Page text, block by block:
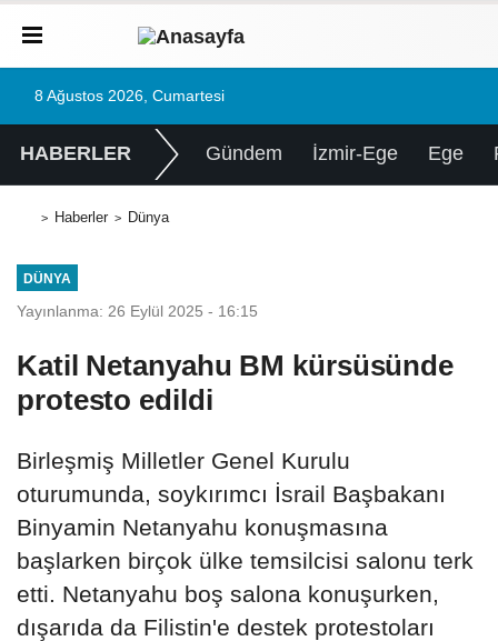
8 Ağustos 2026, Cumartesi
HABERLER Gündem İzmir-Ege Ege
Haberler Dünya
DÜNYA
Yayınlanma: 26 Eylül 2025 - 16:15
Katil Netanyahu BM kürsüsünde
protesto edildi
Birleşmiş Milletler Genel Kurulu
oturumunda, soykırımcı İsrail Başbakanı
Binyamin Netanyahu konuşmasına
başlarken birçok ülke temsilcisi salonu terk
etti. Netanyahu boş salona konuşurken,
dışarıda da Filistin'e destek protestoları